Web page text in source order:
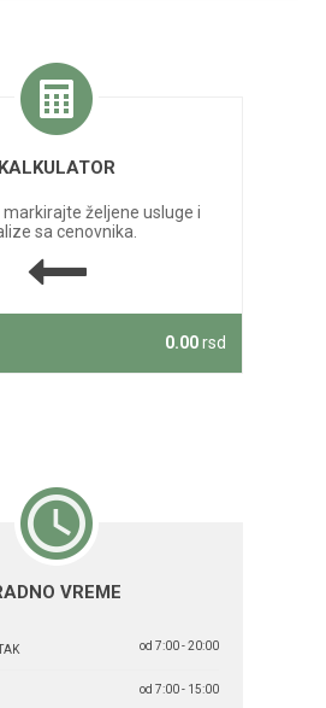
KALKULATOR
markirajte željene usluge i
sa cenovnika.
0.00rsd
VREME
od 7:00 - 20:00
od 7:00 - 15:00